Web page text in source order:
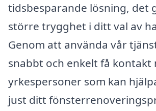
tidsbesparande lösning, det
större trygghet i ditt val av
Genom att använda vår
snabbt och enkelt få kontakt
yrkespersoner som kan
just ditt